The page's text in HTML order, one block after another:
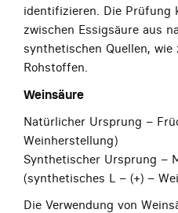
identifizieren. Die Prüfung
zwischen Essigsäure aus
synthetischen Quellen, wie
Rohstoffen.
Weinsäure
Natürlicher Ursprung –
Weinherstellung)
Synthetischer Ursprung –
(synthetisches L – (+) –
Die Verwendung von